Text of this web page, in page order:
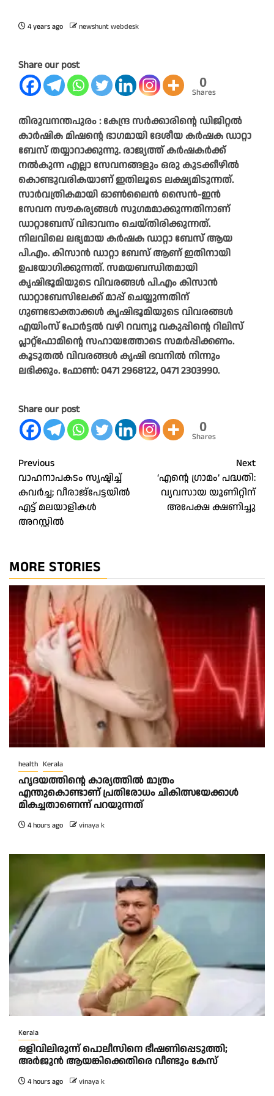
4 years ago newshunt webdesk
Share our post
0
Shares
തിരുവനന്തപുരം : കേന്ദ്ര സർക്കാരിന്റെ ഡിജിറ്റൽ
കാർഷിക മിഷന്റെ ഭാഗമായി ദേശീയ കർഷക ഡാറ്റാ
ബേസ് തയ്യാറാക്കുന്നു. രാജ്യത്ത് കർഷകർക്ക്
നൽകുന്ന എല്ലാ സേവനങ്ങളും ഒരു കുടക്കീഴിൽ
കൊണ്ടുവരികയാണ് ഇതിലൂടെ ലക്ഷ്യമിടുന്നത്.
സാർവത്രികമായി ഓൺലൈൻ സൈൻ-ഇൻ
സേവന സൗകര്യങ്ങൾ സുഗമമാക്കുന്നതിനാണ്
ഡാറ്റാബേസ് വിഭാവനം ചെയ്തിരിക്കുന്നത്.
നിലവിലെ ലഭ്യമായ കർഷക ഡാറ്റാ ബേസ് ആയ
പി.എം. കിസാൻ ഡാറ്റാ ബേസ് ആണ് ഇതിനായി
ഉപയോഗിക്കുന്നത്. സമയബന്ധിതമായി
കൃഷിഭൂമിയുടെ വിവരങ്ങൾ പി.എം കിസാൻ
ഡാറ്റാബേസിലേക്ക് മാപ്പ് ചെയ്യുന്നതിന്
ഗുണഭോക്താക്കൾ കൃഷിഭൂമിയുടെ വിവരങ്ങൾ
എയിംസ് പോർട്ടൽ വഴി റവന്യൂ വകുപ്പിന്റെ റിലിസ്
പ്ലാറ്റ്‌ഫോമിന്റെ സഹായത്തോടെ സമർപ്പിക്കണം.
കൂടുതൽ വിവരങ്ങൾ കൃഷി ഭവനിൽ നിന്നും
ലഭിക്കും. ഫോൺ: 0471 2968122, 0471 2303990.
Share our post
0
Shares
Post
navigation
Previous
വാഹനാപകടം സൃഷ്ടിച്ച്
കവർച്ച; വീരാജ്‌പേട്ടയിൽ
എട്ട് മലയാളികൾ
അറസ്റ്റിൽ
Next
‘എൻ്റെ ഗ്രാമം’ പദ്ധതി:
വ്യവസായ യൂണിറ്റിന്
അപേക്ഷ ക്ഷണിച്ചു
MORE STORIES
health Kerala
ഹൃദയത്തിന്റെ കാര്യത്തിൽ മാത്രം
എന്തുകൊണ്ടാണ് പ്രതിരോധം ചികിത്സയേക്കാൾ
മികച്ചതാണെന്ന് പറയുന്നത്
4 hours ago vinaya k
Kerala
ഒളിവിലിരുന്ന് പൊലീസിനെ ഭീഷണിപ്പെടുത്തി;
അർജുൻ ആയങ്കിക്കെതിരെ വീണ്ടും കേസ്
4 hours ago vinaya k